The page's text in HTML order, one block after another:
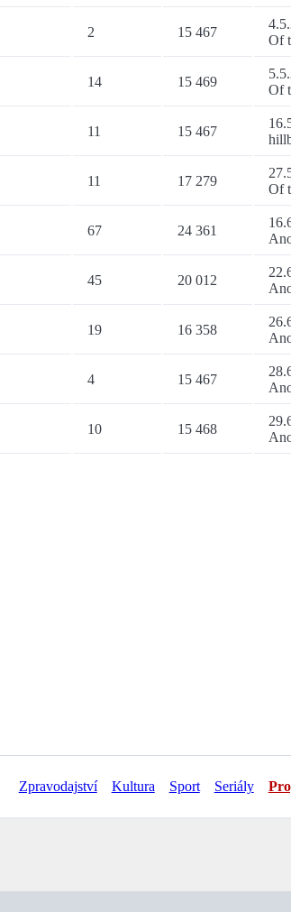
2 15 467
Of
14 15 469
Of
11 15 467
11 17 279
Of
67 24 361
45 20 012
19 16 358
4 15 467
10 15 468
Zpravodajství Kultura Sport Seriály